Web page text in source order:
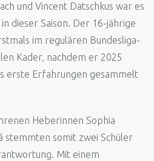
und Vincent Datschkus war es
dieser Saison. Der 16-jährige
im regulären Bundesliga-
Kader, nachdem er 2025
erste Erfahrungen gesammelt
Heberinnen Sophia
stemmten somit zwei Schüler
Mit einem